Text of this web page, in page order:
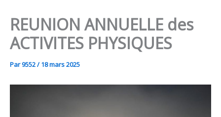
REUNION ANNUELLE des
ACTIVITES PHYSIQUES
Par9552/18 mars 2025